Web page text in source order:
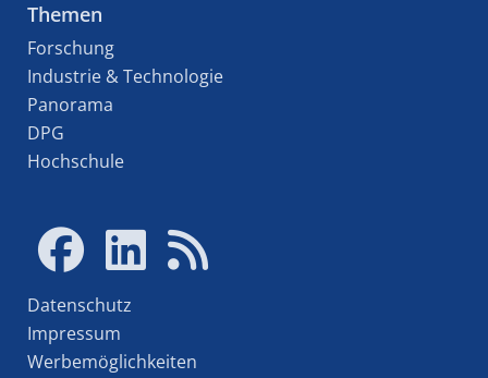
Themen
Forschung
Industrie & Technologie
Panorama
DPG
Hochschule
Datenschutz
Impressum
Werbemöglichkeiten